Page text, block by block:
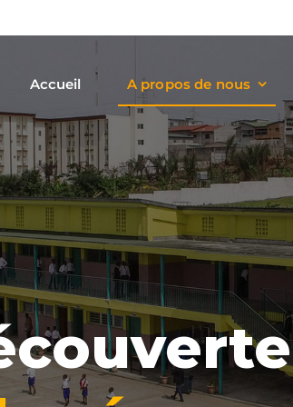
Accueil A propos de nous